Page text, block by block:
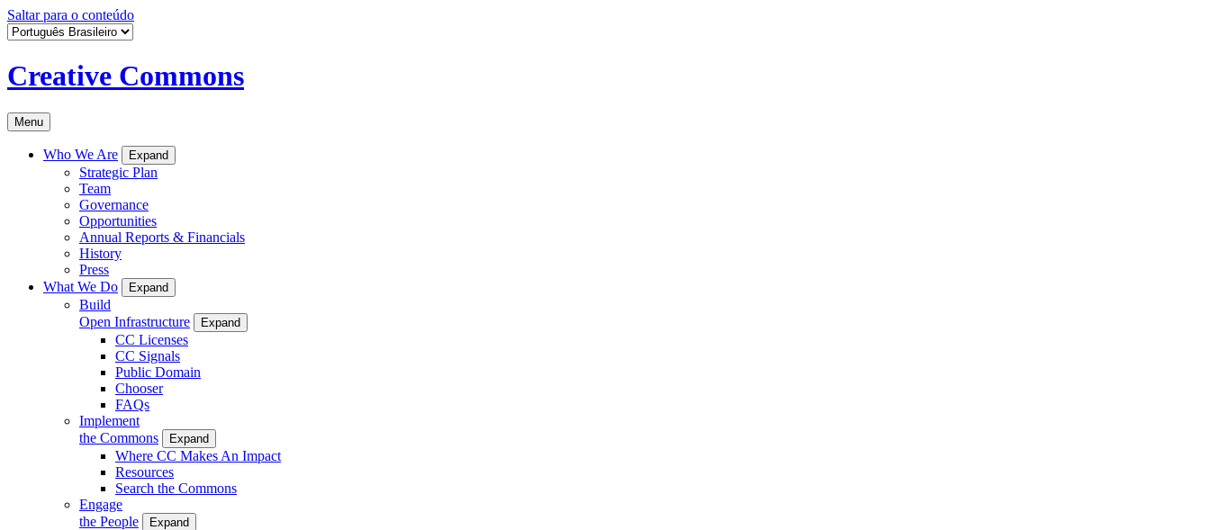
Saltar para o conteúdo
Creative Commons
Menu
Who We Are Expand
Strategic Plan
Team
Governance
Opportunities
Annual Reports & Financials
History
Press
What We Do
Expand
Build
Open Infrastructure
Expand
CC Licenses
CC Signals
Public Domain
Chooser
FAQs
Implement
the Commons
Expand
Where CC Makes An Impact
Resources
Search the Commons
Engage
the People
Expand